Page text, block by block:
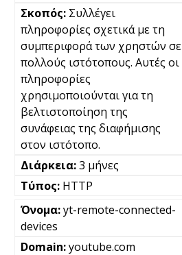
Συλλέγει
πληροφορίες σχετικά με τη
συμπεριφορά των χρηστών σε
πολλούς ιστότοπους. Αυτές οι
πληροφορίες
χρησιμοποιούνται για τη
βελτιστοποίηση της
συνάφειας της διαφήμισης
στον ιστότοπο.
3 μήνες
HTTP
yt-remote-connected-
devices
youtube.com